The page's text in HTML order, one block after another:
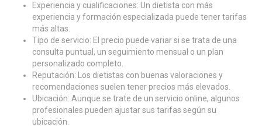
Experiencia y cualificaciones: Un dietista con más
experiencia y formación especializada puede tener tarifas
más altas.
Tipo de servicio: El precio puede variar si se trata de una
consulta puntual, un seguimiento mensual o un plan
personalizado completo.
Reputación: Los dietistas con buenas valoraciones y
recomendaciones suelen tener precios más elevados.
Ubicación: Aunque se trate de un servicio online, algunos
profesionales pueden ajustar sus tarifas según su
ubicación.